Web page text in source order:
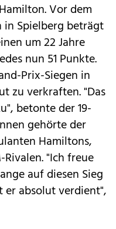
Vor dem
in Spielberg beträgt
um 22 Jahre
nun 51 Punkte.
Prix-Siegen in
zu verkraften. "Das
betonte der 19-
gehörte der
Hamiltons,
"Ich freue
auf diesen Sieg
absolut verdient",